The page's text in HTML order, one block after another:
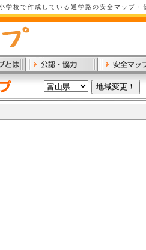
学校で作成している通学路の安全マップ